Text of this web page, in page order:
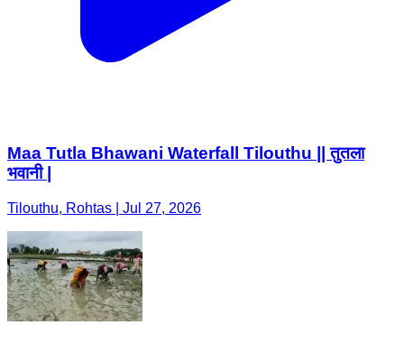
Maa Tutla Bhawani Waterfall Tilouthu || तुतला
भवानी |
Tilouthu, Rohtas | Jul 27, 2026